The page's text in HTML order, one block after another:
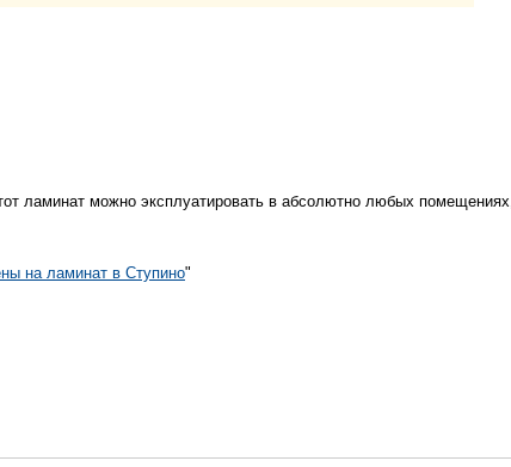
ламинат можно эксплуатировать в абсолютно любых
на ламинат в Ступино"